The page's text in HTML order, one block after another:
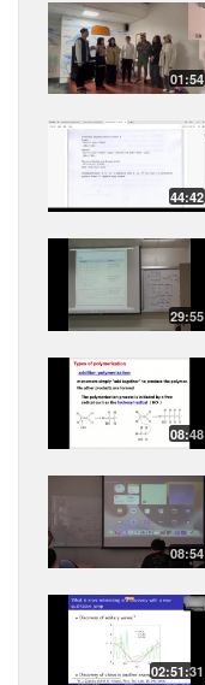
01:54
44:42
29:55
08:48
08:54
02:51:31